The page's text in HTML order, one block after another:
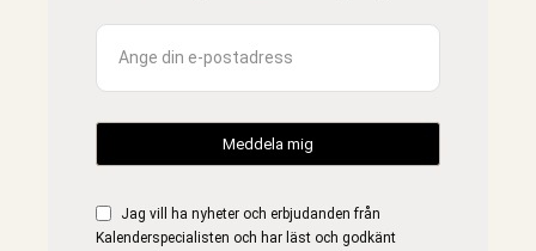
Jag vill ha nyheter och erbjudanden från
Kalenderspecialisten och har läst och godkänt